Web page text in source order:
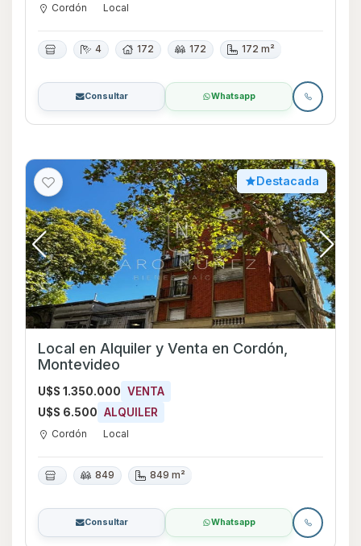
Cordón Local
4 172 172 172 m²
Consultar Whatsapp
Destacada
Local en Alquiler y Venta en Cordón,
Montevideo
U$S 1.350.000 VENTA
U$S 6.500 ALQUILER
Cordón Local
849 849 m²
Consultar Whatsapp